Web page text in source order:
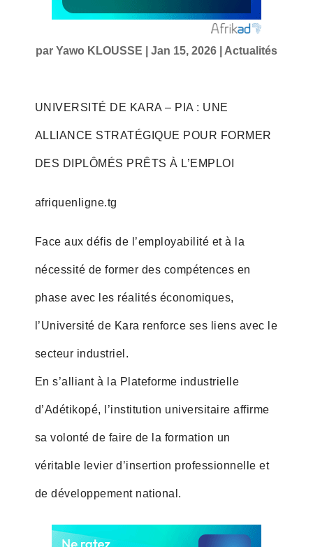
par Yawo KLOUSSE Jan 15, 2026| Actualités
UNIVERSITÉ DE KARA – PIA : UNE
ALLIANCE STRATÉGIQUE POUR FORMER
DES DIPLÔMÉS PRÊTS À L’EMPLOI
afriquenligne.tg
Face aux défis de l’employabilité et à la
nécessité de former des compétences en
phase avec les réalités économiques,
l’Université de Kara renforce ses liens avec le
secteur industriel.
En s’alliant à la Plateforme industrielle
d’Adétikopé, l’institution universitaire affirme
sa volonté de faire de la formation un
véritable levier d’insertion professionnelle et
de développement national.